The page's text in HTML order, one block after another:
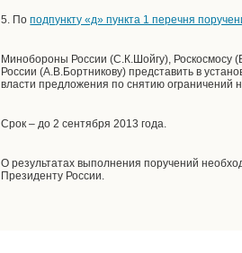
5. Поподпункту «д» пункта 1 перечня
Минобороны России (С.К.Шойгу), Роскосмосу
России (А.В.Бортникову) представить в
власти предложения по снятию ограничений
Срок – до 2 сентября 2013 года.
О результатах выполнения поручений
Президенту России.